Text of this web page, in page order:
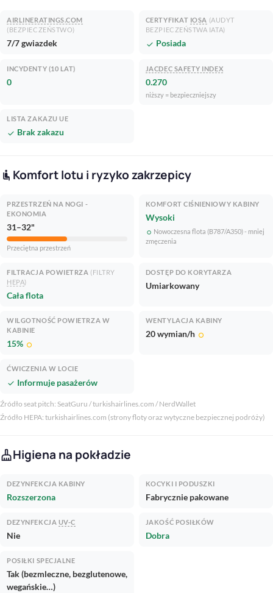
AIRLINERATINGS.COM
(BEZPIECZEŃSTWO)
7/7 gwiazdek
CERTYFIKAT IOSA (AUDYT
BEZPIECZEŃSTWA IATA)
check Posiada
INCYDENTY (10 LAT)
0
JACDEC SAFETY INDEX
0.270
niższy = bezpieczniejszy
LISTA ZAKAZU UE
check Brak zakazu
airline_seat_recline_normal Komfort lotu i ryzyko zakrzepicy
PRZESTRZEŃ NA NOGI -
EKONOMIA
31–32"
Przeciętna przestrzeń
KOMFORT CIŚNIENIOWY KABINY
Wysoki
fiber_manual_record Nowoczesna flota (B787/A350) - mniej
zmęczenia
FILTRACJA POWIETRZA (FILTRY
HEPA)
Cała flota
DOSTĘP DO KORYTARZA
Umiarkowany
WILGOTNOŚĆ POWIETRZA W
KABINIE
15% fiber_manual_record
WENTYLACJA KABINY
20 wymian/h fiber_manual_record
ĆWICZENIA W LOCIE
check Informuje pasażerów
Źródło seat pitch: SeatGuru / turkishairlines.com / NerdWallet
Źródło HEPA: turkishairlines.com (strony floty oraz wytyczne bezpiecznej podróży)
cleaning_servicesHigiena na pokładzie
DEZYNFEKCJA KABINY
Rozszerzona
KOCYKI I PODUSZKI
Fabrycznie pakowane
DEZYNFEKCJA UV-C
Nie
JAKOŚĆ POSIŁKÓW
Dobra
POSIŁKI SPECJALNE
Tak (bezmleczne, bezglutenowe,
wegańskie…)